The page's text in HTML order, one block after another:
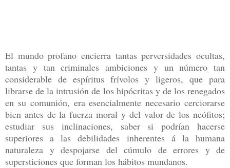
El mundo profano encierra tantas perversidades ocultas,
tantas y tan criminales ambiciones y un número tan
considerable de espíritus frívolos y ligeros, que para
librarse de la intrusión de los hipócritas y de los renegados
en su comunión, era esencialmente necesario cerciorarse
bien antes de la fuerza moral y del valor de los neófitos;
estudiar sus inclinaciones, saber si podrían hacerse
superiores a las debilidades inherentes á la humana
naturaleza y despojarse del cúmulo de errores y de
supersticiones que forman los hábitos mundanos.